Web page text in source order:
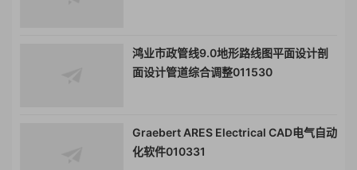
鸿业市政管线9.0地形路线图平面设计剖
面设计管道综合调整011530
Graebert ARES Electrical CAD电气自动
化软件010331